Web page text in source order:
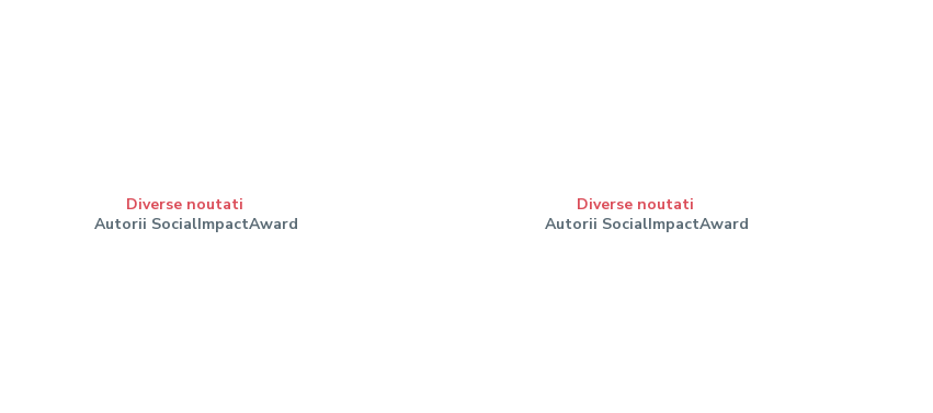
Diverse noutati
Autorii SocialImpactAward
Diverse noutati
Autorii SocialImpactAward